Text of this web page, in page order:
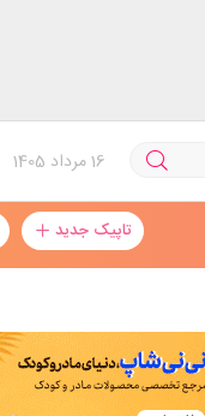
16مرداد 1405
تاپیک جدید